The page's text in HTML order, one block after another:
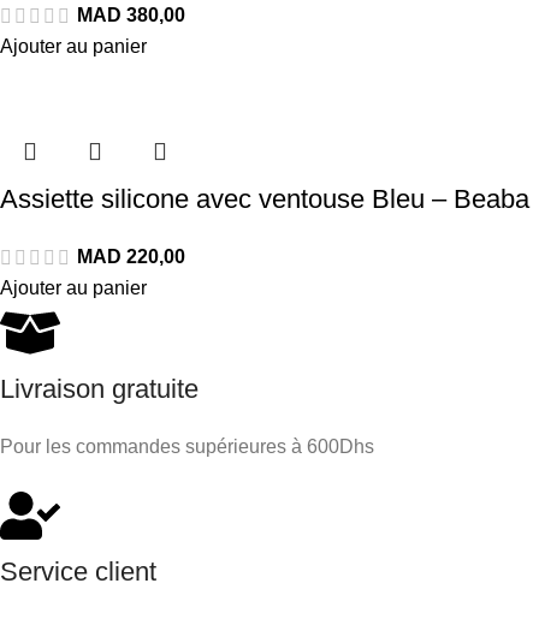
Ajouter au panier
Assiette silicone avec ventouse Bleu – Beaba
Ajouter au panier
Livraison gratuite
Pour les commandes supérieures à 600Dhs
Service client